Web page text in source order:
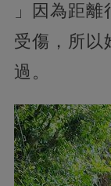
」因為距
受傷，所以
過。